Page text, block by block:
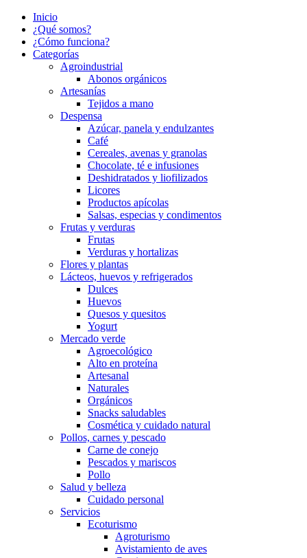
Inicio
¿Qué somos?
¿Cómo funciona?
Categorías
Agroindustrial
Abonos orgánicos
Artesanías
Tejidos a mano
Despensa
Azúcar, panela y endulzantes
Café
Cereales, avenas y granolas
Chocolate, té e infusiones
Deshidratados y liofilizados
Licores
Productos apícolas
Salsas, especias y condimentos
Frutas y verduras
Frutas
Verduras y hortalizas
Flores y plantas
Lácteos, huevos y refrigerados
Dulces
Huevos
Quesos y quesitos
Yogurt
Mercado verde
Agroecológico
Alto en proteína
Artesanal
Naturales
Orgánicos
Snacks saludables
Cosmética y cuidado natural
Pollos, carnes y pescado
Carne de conejo
Pescados y mariscos
Pollo
Salud y belleza
Cuidado personal
Servicios
Ecoturismo
Agroturismo
Avistamiento de aves